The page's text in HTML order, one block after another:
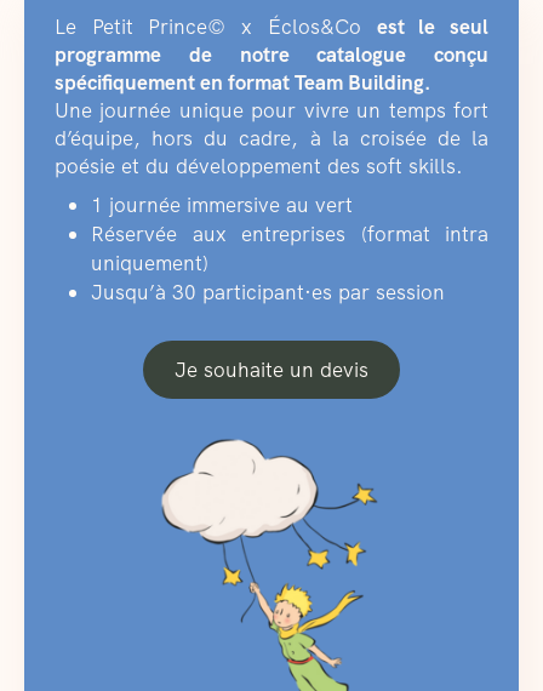
Le Petit Prince© x Éclos&Co est le seul
programme de notre catalogue conçu
spécifiquement en format Team Building.
Une journée unique pour vivre un temps fort
d’équipe, hors du cadre, à la croisée de la
poésie et du développement des soft skills.
1 journée immersive au vert
Réservée aux entreprises (format intra
uniquement)
Jusqu’à 30 participant·es par session
Je souhaite un devis